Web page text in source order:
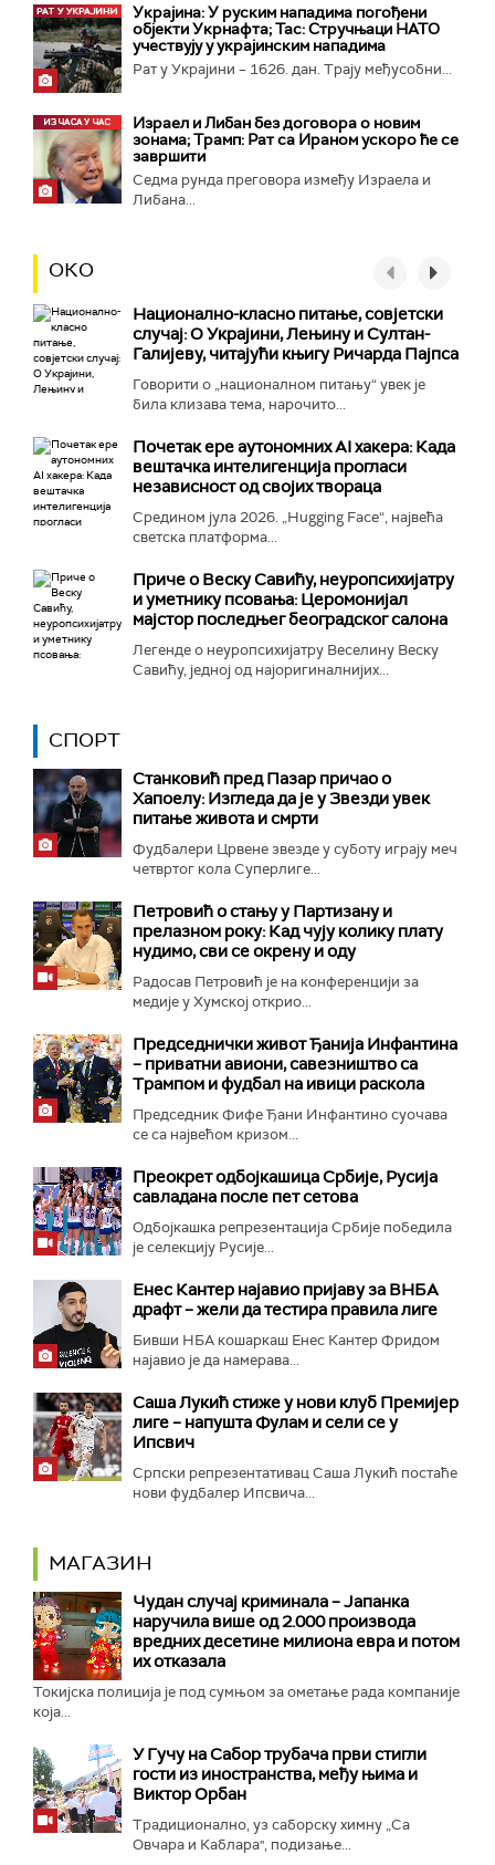
Украјина: У руским нападима погођени
објекти Укрнафта; Тас: Стручњаци НАТО
учествују у украјинским нападима
Рат у Украјини – 1626. дан. Трају међусобни...
Израел и Либан без договора о новим
зонама; Трамп: Рат са Ираном ускоро ће се
завршити
Седма рунда преговора између Израела и
Либана...
ОКО
Национално-класнo питање, совјетски
случај: О Украјини, Лењину и Султан-
Галијеву, читајући књигу Ричарда Пајпса
Говорити о „националном питању“ увек је
била клизава тема, нарочито...
Почетак ере аутономних AI хакера: Када
вештачка интелигенција прогласи
независност од својих твораца
Средином јула 2026. „Hugging Face“, највећа
светска платформа...
Приче о Веску Савићу, неуропсихијатру
и уметнику псовања: Церомонијал
мајстор последњег београдског салона
Легенде о неуропсихијатру Веселину Веску
Савићу, једној од најоригиналнијих...
СПОРТ
Станковић пред Пазар причао о
Хапоелу: Изгледа да је у Звезди увек
питање живота и смрти
Фудбалери Црвене звезде у суботу играју меч
четвртог кола Суперлиге...
Петровић о стању у Партизану и
прелазном року: Кад чују колику плату
нудимо, сви се окрену и оду
Радосав Петровић је на конференцији за
медије у Хумској открио...
Председнички живот Ђанија Инфантина
– приватни авиони, савезништво са
Трампом и фудбал на ивици раскола
Председник Фифе Ђани Инфантино суочава
се са највећом кризом...
Преокрет одбојкашица Србије, Русија
савладана после пет сетова
Одбојкашка репрезентација Србије победила
је селекцију Русије...
Енес Кантер најавио пријаву за ВНБА
драфт – жели да тестира правила лиге
Бивши НБА кошаркаш Енес Кантер Фридом
најавио је да намерава...
Саша Лукић стиже у нови клуб Премијер
лиге – напушта Фулам и сели се у
Ипсвич
Српски репрезентативац Саша Лукић постаће
нови фудбалер Ипсвича...
МАГАЗИН
Чудан случај криминала – Јапанка
наручила више од 2.000 производа
вредних десетине милиона евра и потом
их отказала
Токијска полиција је под сумњом за ометање рада компаније
која...
У Гучу на Сабор трубача први стигли
гости из иностранства, међу њима и
Виктор Орбан
Традиционално, уз саборску химну „Са
Овчара и Каблара", подизање...